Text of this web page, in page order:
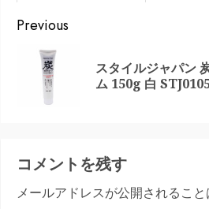
Continue
Reading
Previous
スタイルジャパン
ム 150g 白
コメントを残す
メールアドレスが公開されること